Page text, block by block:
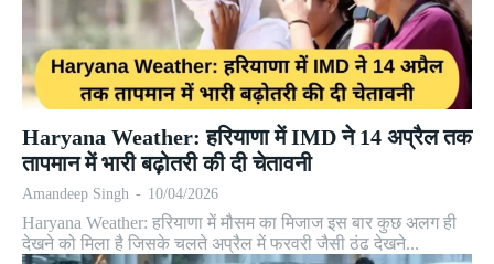
Haryana Weather: हरियाणा में IMD ने 14 अप्रैल तक
तापमान में भारी बढ़ोतरी की दी चेतावनी
Amandeep Singh - 10/04/2026
Haryana Weather: हरियाणा में मौसम का मिजाज इस बार कुछ अलग ही
देखने को मिला है जिसके चलते अप्रैल में फरवरी जैसी ठंढ देखने...